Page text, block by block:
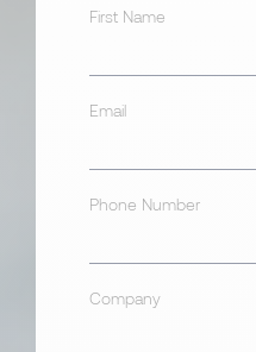
First Name
Email
Phone Number
Company